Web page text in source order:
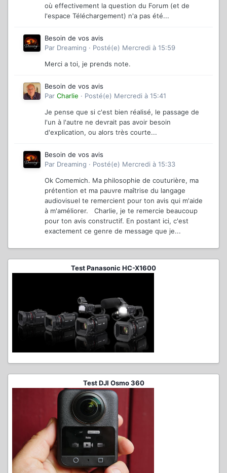
où effectivement la question du Forum (et de
l'espace Téléchargement) n'a pas été...
Besoin de vos avis
Par Dreaming · Posté(e) Mercredi à 15:59
Merci a toi, je prends note.
Besoin de vos avis
Par Charlie · Posté(e) Mercredi à 15:41
Je pense que si c'est bien réalisé, le passage de
l'un à l'autre ne devrait pas avoir besoin
d'explication, ou alors très courte...
Besoin de vos avis
Par Dreaming · Posté(e) Mercredi à 15:33
Ok Comemich. Ma philosophie de couturière, ma
prétention et ma pauvre maîtrise du langage
audiovisuel te remercient pour ton avis qui m'aide
à m'améliorer. Charlie, je te remercie beaucoup
pour ton avis constructif. En postant ici, c'est
exactement ce genre de message que je...
Test Panasonic HC-X1600
Test DJI Osmo 360